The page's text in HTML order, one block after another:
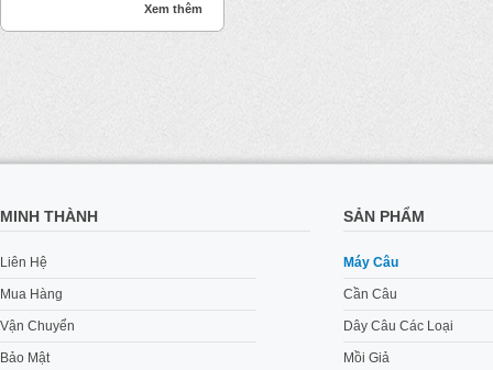
Xem thêm
MINH THÀNH
Liên Hệ
Mua Hàng
Vận Chuyển
Bảo Mật
SẢN PHẨM
Máy Câu
Cần Câu
Dây Câu Các Loại
Mồi Giả